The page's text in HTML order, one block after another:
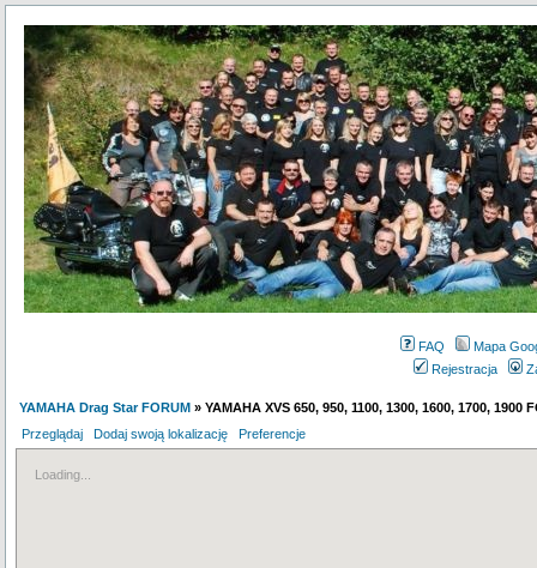
FAQ
Mapa
Rejestracja
YAMAHA Drag Star FORUM » YAMAHA XVS 650, 950, 1100, 1300, 1600, 1700, 1900
Przeglądaj
Dodaj swoją lokalizację Preferencje
Loading...